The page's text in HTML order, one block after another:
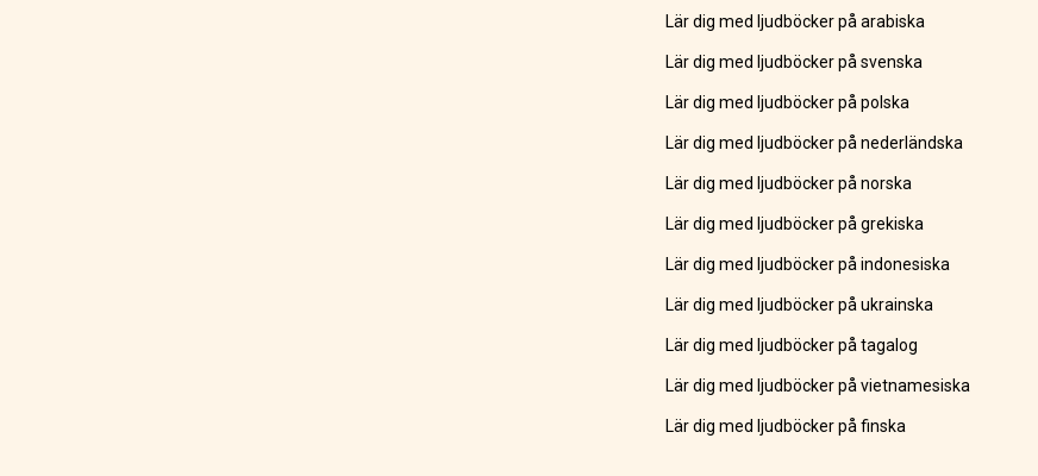
Lär dig med ljudböcker på arabiska
Lär dig med ljudböcker på svenska
Lär dig med ljudböcker på polska
Lär dig med ljudböcker på nederländska
Lär dig med ljudböcker på norska
Lär dig med ljudböcker på grekiska
Lär dig med ljudböcker på indonesiska
Lär dig med ljudböcker på ukrainska
Lär dig med ljudböcker på tagalog
Lär dig med ljudböcker på vietnamesiska
Lär dig med ljudböcker på finska